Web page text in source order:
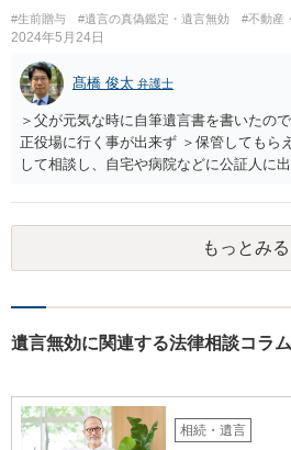
われます。
#生前贈与 #遺言の真偽鑑定・遺言無効 #不動産
2024年5月24日
髙橋 俊太 弁護士
＞父が元気な時に自筆遺言書を書いたの
正役場に行く事が出来ず ＞保管してもら
して相談し、自宅や病院などに公証人に
うことも可能です。 ＞不動産名義を父か
がいいのではと考えていますがどう思い
とも言えないのですが、遺言内容との関
弁護士に事情等を説明して個別に相談し
もっとみる
遺言無効に関連する法律相談コラム
相続・遺言